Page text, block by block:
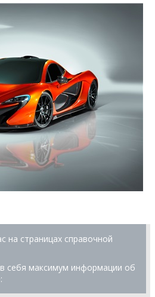
на страницах справочной
себя максимум информации об